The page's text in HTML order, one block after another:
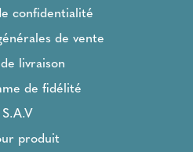
confidentialité
de vente
livraison
de fidélité
S.A.V
produit